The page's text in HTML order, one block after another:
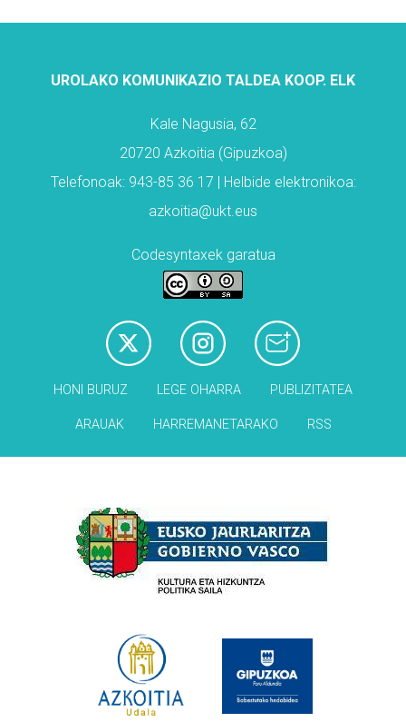
UROLAKO KOMUNIKAZIO TALDEA KOOP. ELK
Kale Nagusia, 62
20720 Azkoitia (Gipuzkoa)
Telefonoak: 943-85 36 17 | Helbide elektronikoa:
azkoitia@ukt.eus
Codesyntaxek garatua
HONI BURUZ LEGE OHARRA PUBLIZITATEA
ARAUAK HARREMANETARAKO RSS